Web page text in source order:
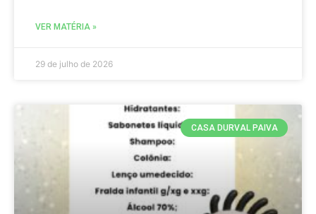
VER MATÉRIA »
29 de julho de 2026
CASA DURVAL PAIVA